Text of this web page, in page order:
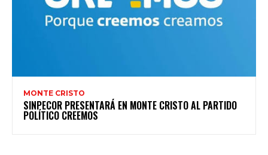
MONTE CRISTO
SINPECOR PRESENTARÁ EN MONTE CRISTO AL PARTIDO
POLÍTICO CREEMOS